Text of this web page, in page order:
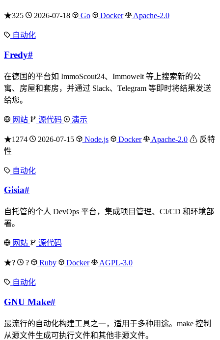
★325 2026-07-18 Go Docker Apache-2.0
自动化
Fredy#
在德国的平台如 ImmoScout24、Immowelt 等上搜索新的公
寓、房屋和套房，并通过 Slack、Telegram 等即时将结果发送
给您。
网站 源代码 演示
★1274 2026-07-15 Node.js Docker Apache-2.0 ⚠ 反特
性
自动化
Gisia#
自托管的个人 DevOps 平台，集成项目管理、CI/CD 和环境部
署。
网站 源代码
★? ? Ruby Docker AGPL-3.0
自动化
GNU Make#
最流行的自动化构建工具之一，适用于多种用途。make 控制
从源文件生成可执行文件和其他非源文件。